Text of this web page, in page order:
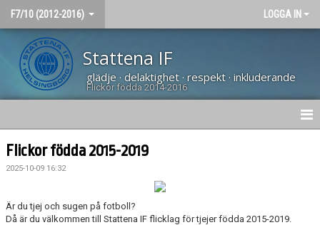
F7/10 (2012-2016) LOGGA IN
Stattena IF
glädje · delaktighet · respekt · inkluderande
Flickor födda 2014-2016
HEM
NYHETER
KALENDER
Flickor födda 2015-2019
2025-10-09 16:32
Är du tjej och sugen på fotboll?
Då är du välkommen till Stattena IF flicklag för tjejer födda 2015-2019.